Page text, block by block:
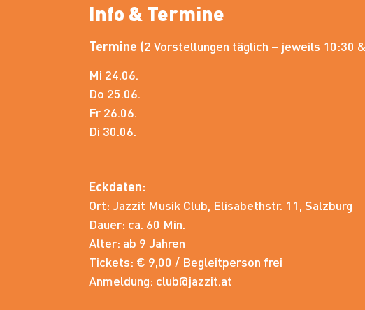
Info & Termine
Termine (2 Vorstellungen täglich – jeweils 10:30
Mi 24.06.
Do 25.06.
Fr 26.06.
Di 30.06.
Eckdaten:
Ort: Jazzit Musik Club, Elisabethstr. 11, Salzburg
Dauer: ca. 60 Min.
Alter: ab 9 Jahren
Tickets: € 9,00 / Begleitperson frei
Anmeldung: club@jazzit.at